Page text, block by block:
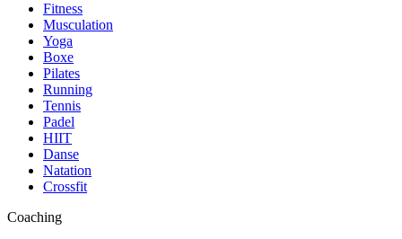
Fitness
Musculation
Yoga
Boxe
Pilates
Running
Tennis
Padel
HIIT
Danse
Natation
Crossfit
Coaching